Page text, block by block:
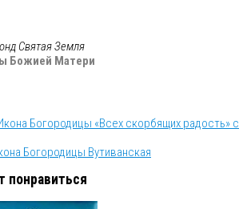
Святая Земля
Божией Матери
Богородицы «Всех скорбящих радость» с
Богородицы Вутиванская
понравиться